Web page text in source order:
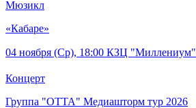
Мюзикл
«Кабаре»
04 ноября (Ср), 18:00 КЗЦ "Миллениум"
Концерт
Группа "ОТТА" Медиашторм тур 2026